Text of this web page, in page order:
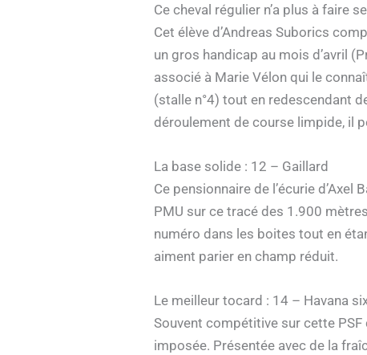
Ce cheval régulier n’a plus à faire
Cet élève d’Andreas Suborics
un gros handicap au mois d’avril
associé à Marie Vélon qui le
(stalle n°4) tout en redescendant
déroulement de course limpide, il
La base solide : 12 – Gaillard
Ce pensionnaire de l’écurie
PMU sur ce tracé des 1.900
numéro dans les boites tout en
aiment parier en champ réduit.
Le meilleur tocard : 14 – Havana
Souvent compétitive sur cette
imposée. Présentée avec de la